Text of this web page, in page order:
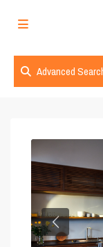
Advanced